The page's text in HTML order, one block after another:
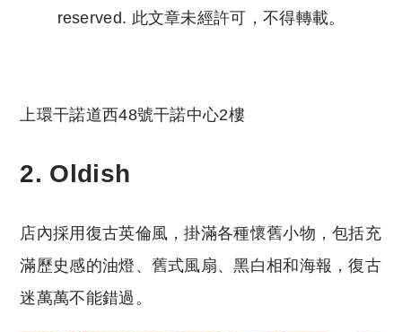
reserved. 此文章未經許可，不得轉載。
上環干諾道西48號干諾中心2樓
2. Oldish
店內採用復古英倫風，掛滿各種懷舊小物，包括充
滿歷史感的油燈、舊式風扇、黑白相和海報，復古
迷萬萬不能錯過。